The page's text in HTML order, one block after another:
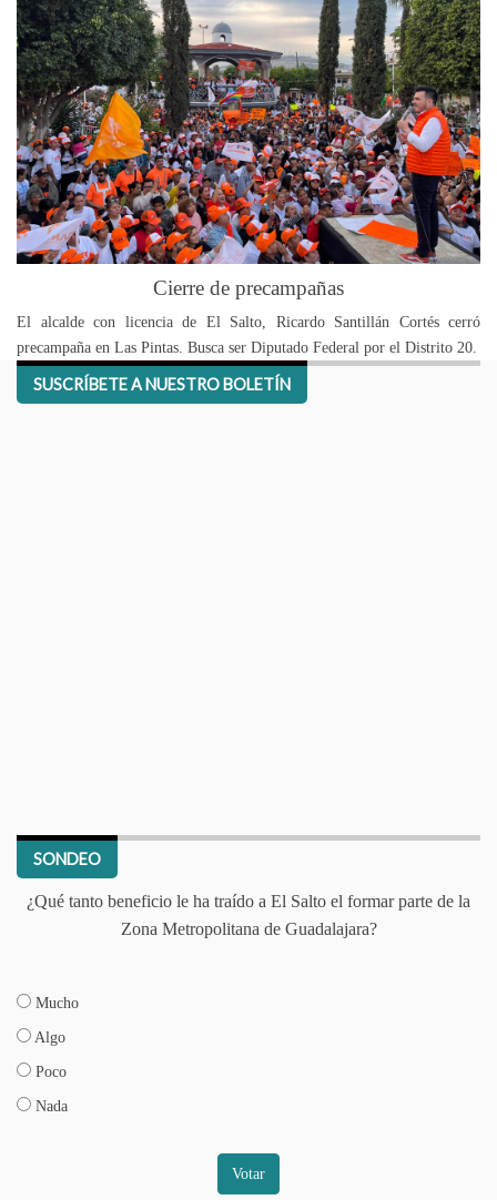
Cierre de precampañas
El alcalde con licencia de El Salto, Ricardo Santillán Cortés cerró
precampaña en Las Pintas. Busca ser Diputado Federal por el Distrito 20.
SUSCRÍBETE A NUESTRO BOLETÍN
SONDEO
¿Qué tanto beneficio le ha traído a El Salto el formar parte de la
Zona Metropolitana de Guadalajara?
Mucho
Algo
Poco
Nada
Votar